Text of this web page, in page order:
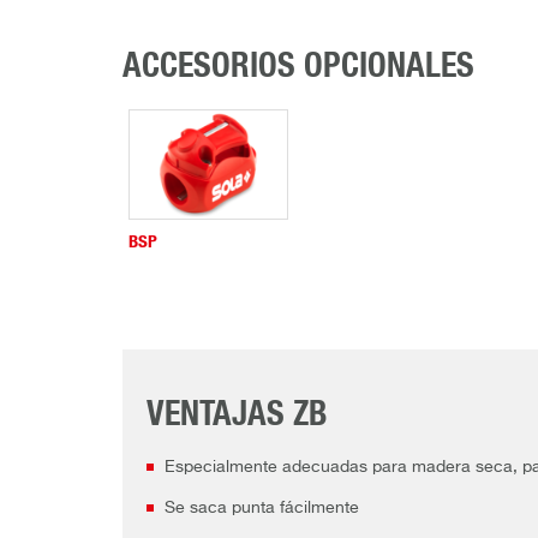
ACCESORIOS OPCIONALES
BSP
VENTAJAS ZB
Especialmente adecuadas para madera seca,
Se saca punta fácilmente